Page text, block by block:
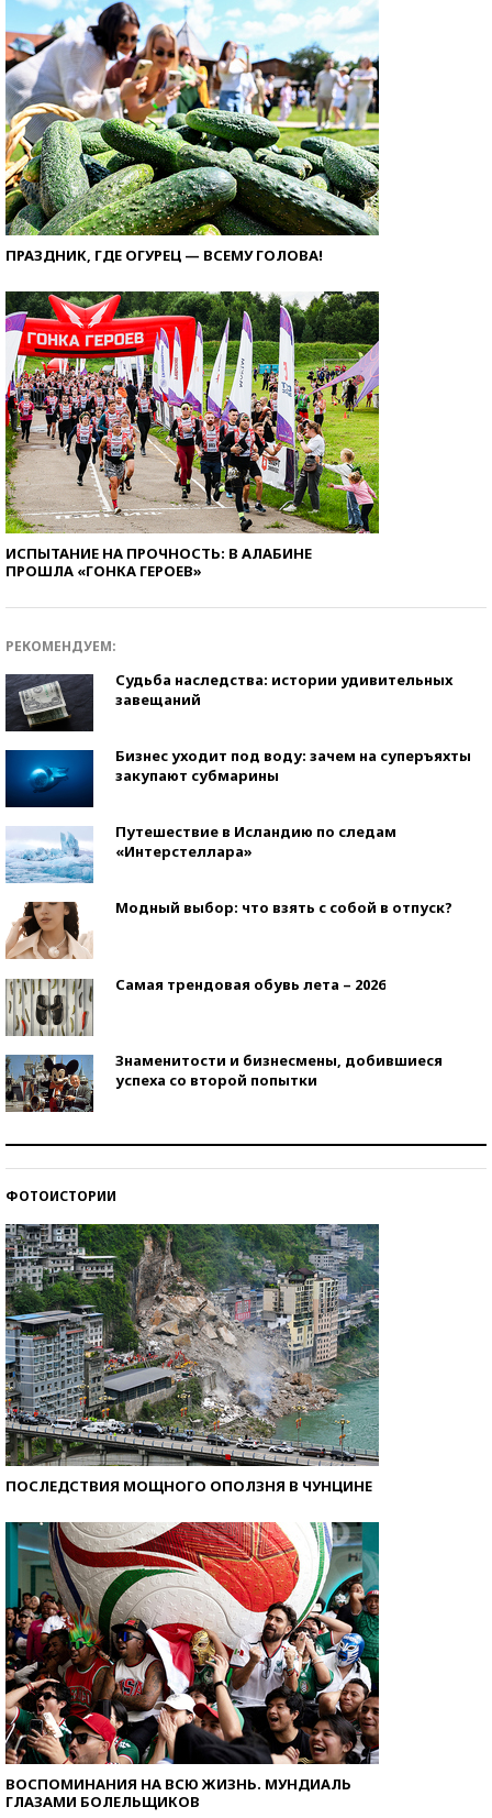
ПРАЗДНИК, ГДЕ ОГУРЕЦ — ВСЕМУ ГОЛОВА!
ИСПЫТАНИЕ НА ПРОЧНОСТЬ: В АЛАБИНЕ
ПРОШЛА «ГОНКА ГЕРОЕВ»
РЕКОМЕНДУЕМ:
Судьба наследства: истории удивительных
завещаний
Бизнес уходит под воду: зачем на суперъяхты
закупают субмарины
Путешествие в Исландию по следам
«Интерстеллара»
Модный выбор: что взять с собой в отпуск?
Самая трендовая обувь лета – 2026
Знаменитости и бизнесмены, добившиеся
успеха со второй попытки
ФОТОИСТОРИИ
ПОСЛЕДСТВИЯ МОЩНОГО ОПОЛЗНЯ В ЧУНЦИНЕ
ВОСПОМИНАНИЯ НА ВСЮ ЖИЗНЬ. МУНДИАЛЬ
ГЛАЗАМИ БОЛЕЛЬЩИКОВ